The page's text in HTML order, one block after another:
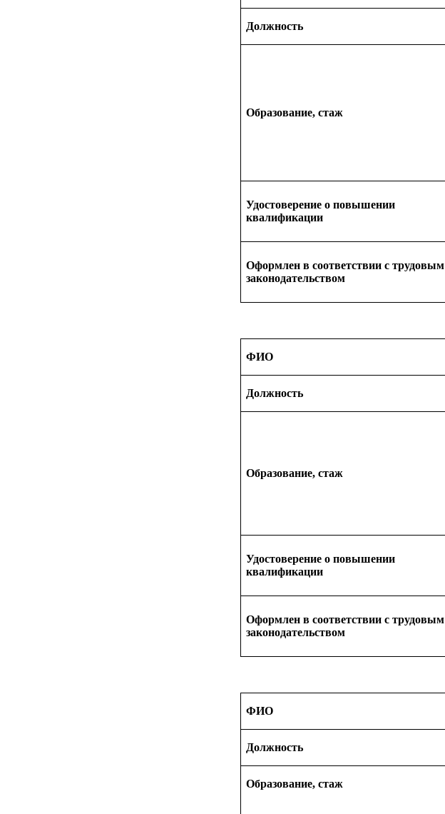
Должность
Образование, стаж
Удостоверение о повышении
квалификации
Оформлен в соответствии с трудовым
законодательством
ФИО
Должность
Образование, стаж
Удостоверение о повышении
квалификации
Оформлен в соответствии с трудовым
законодательством
ФИО
Должность
Образование, стаж